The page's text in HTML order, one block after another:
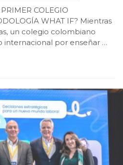
COLEGIO
WHAT IF? Mientras
un colegio colombiano
por enseñar …